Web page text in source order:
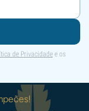
de Privacidade e os